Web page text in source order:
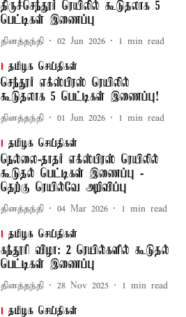
திருச்செந்தூர் ரெயிலில் கூடுதலாக 5
பெட்டிகள் இணைப்பு
தினத்தந்தி 02 Jun 2026 1 min read
தமிழக செய்திகள்
செந்தூர் எக்ஸ்பிரஸ் ரெயிலில்
கூடுதலாக 5 பெட்டிகள் இணைப்பு!
தினத்தந்தி 01 Jun 2026 1 min read
தமிழக செய்திகள்
நெல்லை-தாதர் எக்ஸ்பிரஸ் ரெயிலில்
கூடுதல் பெட்டிகள் இணைப்பு -
தெற்கு ரெயில்வே அறிவிப்பு
தினத்தந்தி 04 Mar 2026 1 min read
தமிழக செய்திகள்
கந்தூரி விழா: 2 ரெயில்களில் கூடுதல்
பெட்டிகள் இணைப்பு
தினத்தந்தி 28 Nov 2025 1 min read
தமிழக செய்திகள்